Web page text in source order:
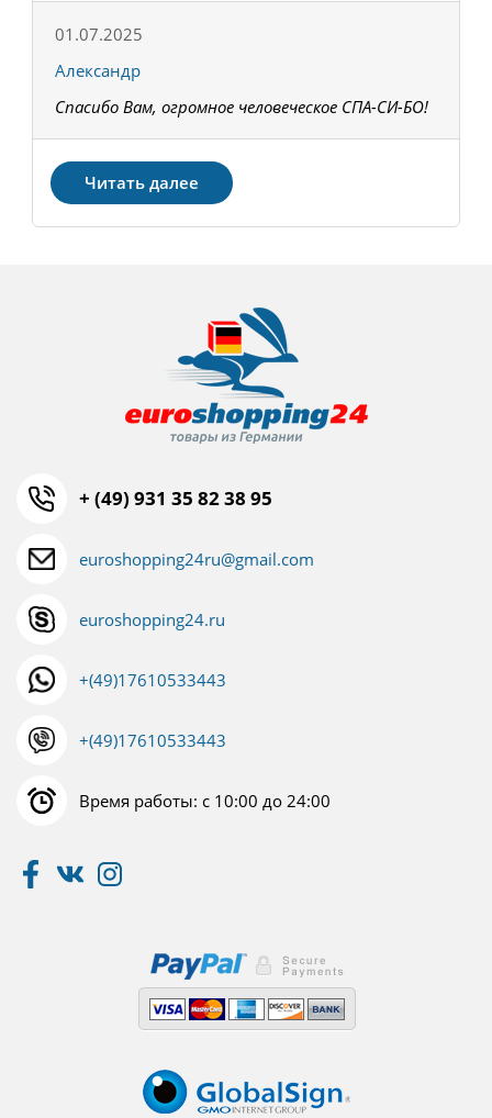
01.07.2025
Александр
Спасибо Вам, огромное человеческое СПА-СИ-БО!
Читать далее
+ (49) 931 35 82 38 95
euroshopping24ru@gmail.com
euroshopping24.ru
+(49)17610533443
+(49)17610533443
Время работы: с 10:00 до 24:00